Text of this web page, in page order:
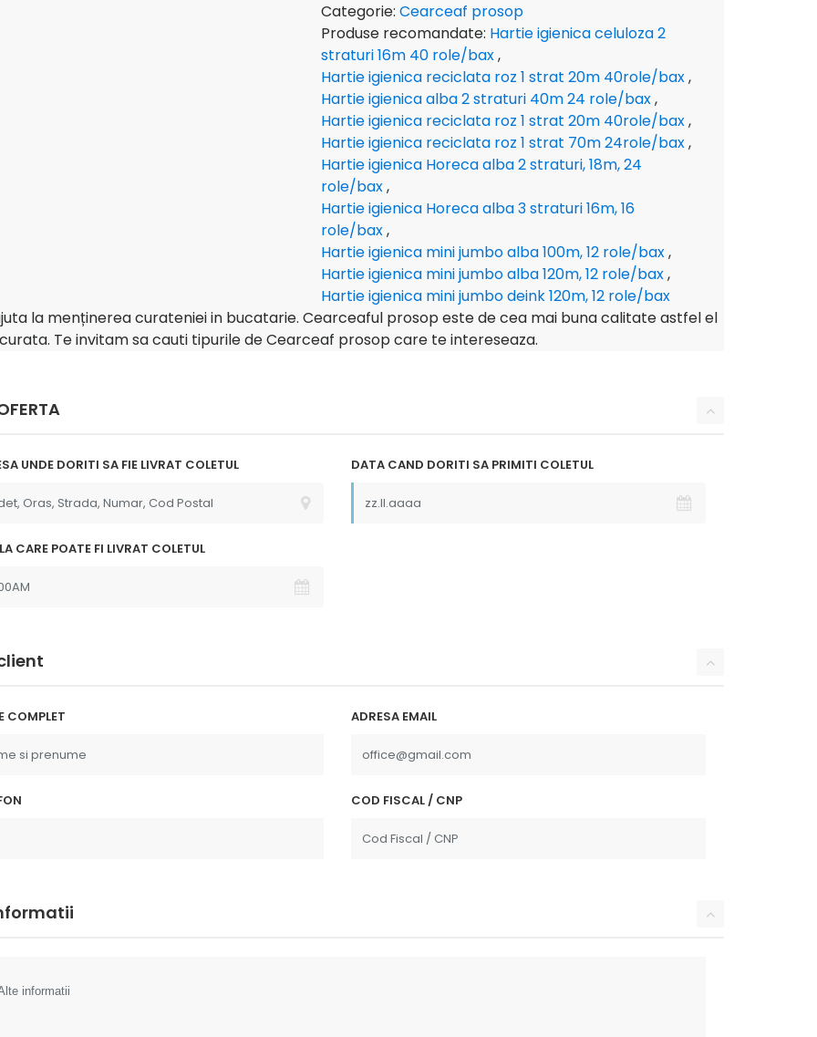
Categorie: Cearceaf prosop
Produse recomandate: Hartie igienica celuloza 2
straturi 16m 40 role/bax,
Hartie igienica reciclata roz 1 strat 20m 40role/bax,
Hartie igienica alba 2 straturi 40m 24 role/bax,
Hartie igienica reciclata roz 1 strat 20m 40role/bax,
Hartie igienica reciclata roz 1 strat 70m 24role/bax,
Hartie igienica Horeca alba 2 straturi, 18m, 24
role/bax,
Hartie igienica Horeca alba 3 straturi 16m, 16
role/bax,
Hartie igienica mini jumbo alba 100m, 12 role/bax,
Hartie igienica mini jumbo alba 120m, 12 role/bax,
Hartie igienica mini jumbo deink 120m, 12 role/bax
la menținerea curateniei in bucatarie. Cearceaful prosop este de cea mai buna calitate astfel el
Te invitam sa cauti tipurile de Cearceaf prosop care te intereseaza.
la
au
"Multumim Echipei Soft sense
UNDE DORITI SA FIE LIVRAT COLETUL DATA CAND DORITI SA PRIMITI COLETUL
CARE POATE FI LIVRAT COLETUL
COMPLET ADRESA EMAIL
COD FISCAL / CNP